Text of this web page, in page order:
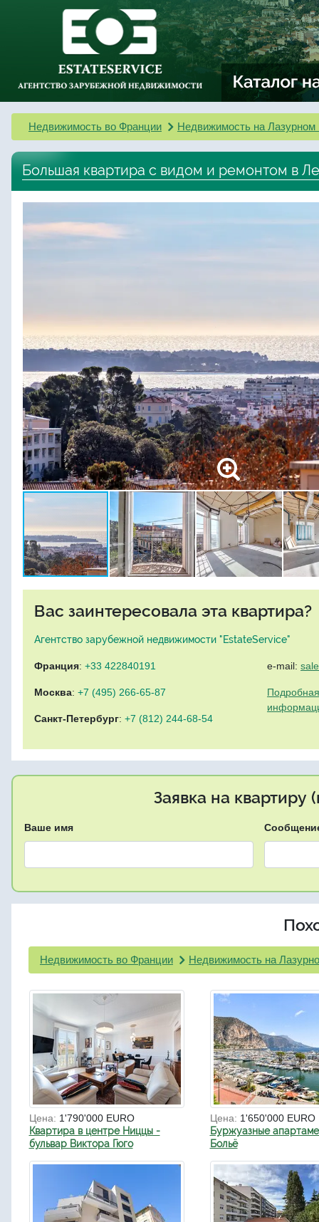
Недвижимость во Франции Недвижимость на Лазурном
Большая квартира с видом и ремонтом в
Вас заинтересовала эта квартира?
Агентство зарубежной недвижимости "EstateService"
Франция: +33 422840191
Москва: +7 (495) 266-65-87
Санкт-Петербург: +7 (812) 244-68-54
e-mail:
Заявка на квартиру
Ваше имя
Недвижимость во Франции Недвижимость на
Цена: 1'790'000 EURO
Квартира в центре Ниццы -
бульвар Виктора Гюго
Цена: 1'650'000 EURO
Буржуазные
Больё